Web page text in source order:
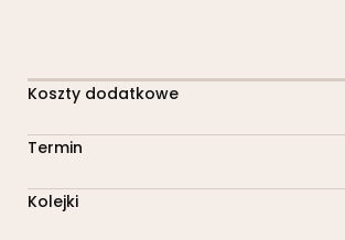
Koszty dodatkowe
Termin
Kolejki